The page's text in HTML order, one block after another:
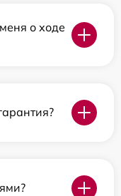
о ходе